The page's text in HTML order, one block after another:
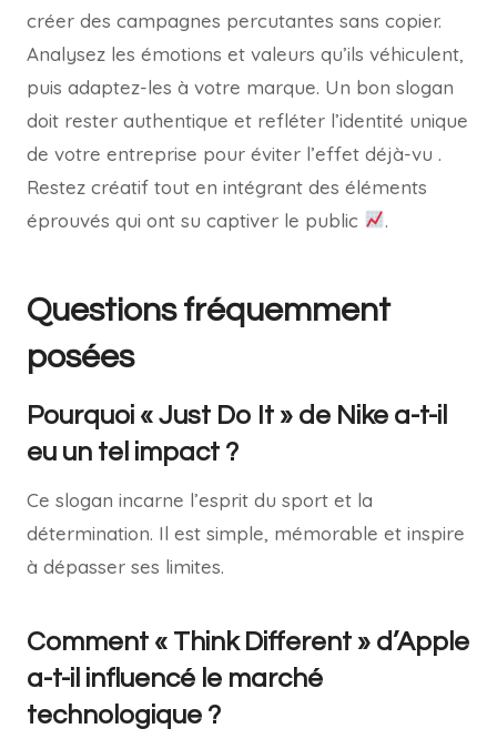
créer des campagnes percutantes sans copier.
Analysez les émotions et valeurs qu’ils véhiculent,
puis adaptez-les à votre marque. Un bon slogan
doit rester authentique et refléter l’identité unique
de votre entreprise pour éviter l’effet déjà-vu .
Restez créatif tout en intégrant des éléments
éprouvés qui ont su captiver le public
.
Questions fréquemment
posées
Pourquoi « Just Do It » de Nike a-t-il
eu un tel impact ?
Ce slogan incarne l’esprit du sport et la
détermination. Il est simple, mémorable et inspire
à dépasser ses limites.
Comment « Think Different » d’Apple
a-t-il influencé le marché
technologique ?